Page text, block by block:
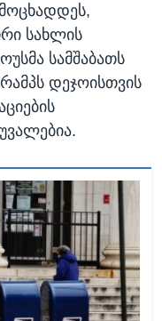
სახლის
სამშაბათს
დეჯოისთვის